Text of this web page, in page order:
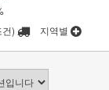
건) 지역별